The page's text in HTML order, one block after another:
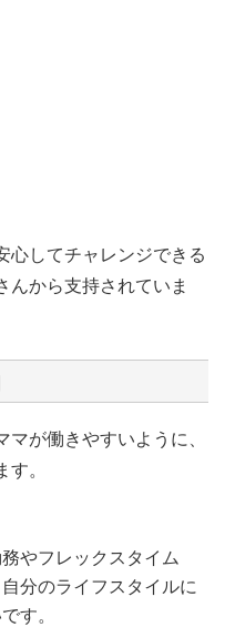
心してチャレンジできる
んから支持されていま
が働きやすいように、
。
務やフレックスタイム
分のライフスタイルに
す。